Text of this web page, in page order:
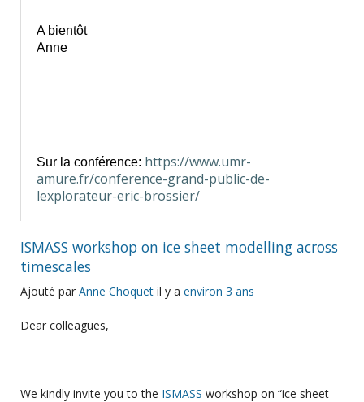
A bientôt
Anne
Sur la conférence: https://www.umr-
amure.fr/conference-grand-public-de-
lexplorateur-eric-brossier/
ISMASS workshop on ice sheet modelling across
timescales
Ajouté par Anne Choquet il y a environ 3 ans
Dear colleagues,
We kindly invite you to the ISMASS workshop on “ice sheet